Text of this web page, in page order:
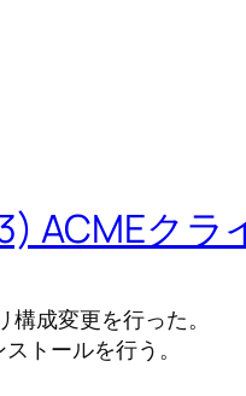
ACMEク
成変更を行った。
トールを行う。